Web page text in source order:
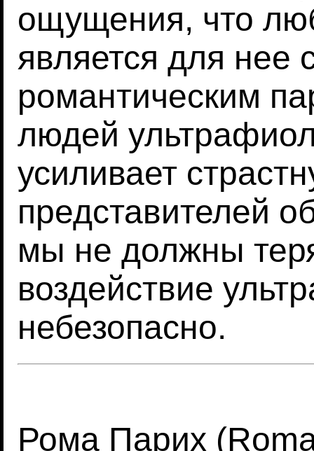
ощущения, что
является для
романтическим
людей
усиливает
представителей
мы не должны
воздействие
небезопасно.
Рома Парих